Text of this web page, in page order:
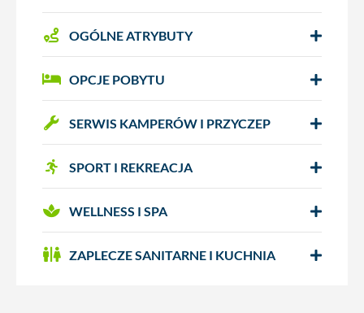
OGÓLNE ATRYBUTY
OPCJE POBYTU
SERWIS KAMPERÓW I PRZYCZEP
SPORT I REKREACJA
WELLNESS I SPA
ZAPLECZE SANITARNE I KUCHNIA